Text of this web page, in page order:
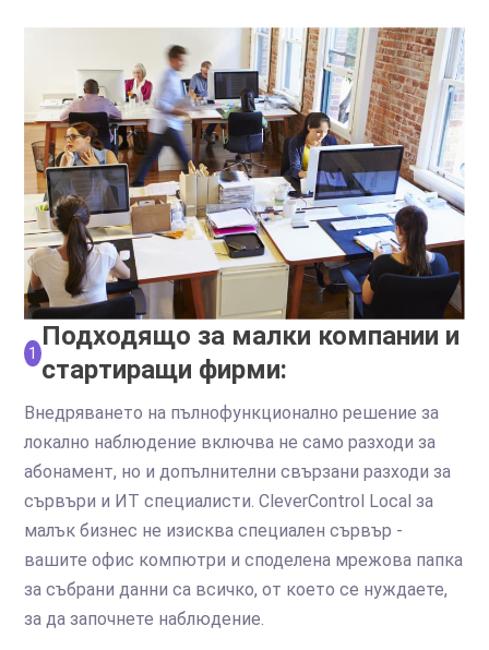
1
Подходящо за малки компании и
стартиращи фирми:
Внедряването на пълнофункционално решение за
локално наблюдение включва не само разходи за
абонамент, но и допълнителни свързани разходи за
сървъри и ИТ специалисти. CleverControl Local за
малък бизнес не изисква специален сървър -
вашите офис компютри и споделена мрежова папка
за събрани данни са всичко, от което се нуждаете,
за да започнете наблюдение.